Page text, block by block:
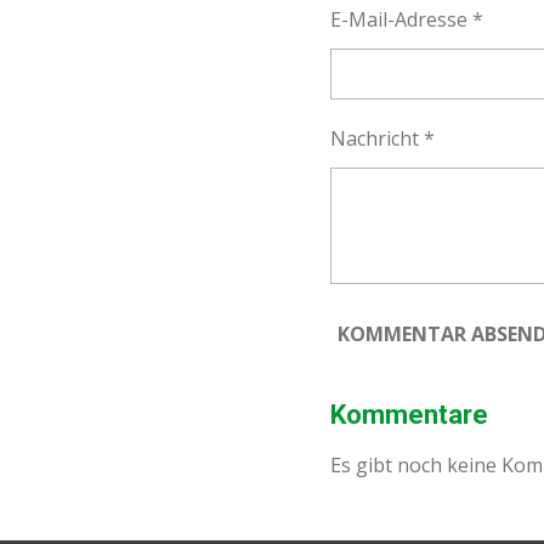
E-Mail-Adresse *
Nachricht *
KOMMENTAR
Kommentare
Es gibt noch keine